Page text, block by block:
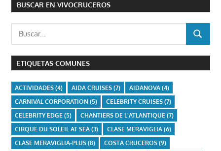
BUSCAR EN VIVOCRUCEROS
Buscar:
BUSCAR
ETIQUETAS COMUNES
ACTIVIDADES(4) AIDA CRUISES(7) AIDANOVA(4)
CARNIVAL CORPORATION(5) CELEBRITY CRUISES(7)
CELEBRITY EDGE (5) CHANTIERS DE L'ATLANTIQUE (7)
CIRQUE DU SOLEIL AT SEA(3) CLASE MERAVIGLIA(6)
CLASE MERAVIGLIA-PLUS(8) COSTA CRUCEROS(9)